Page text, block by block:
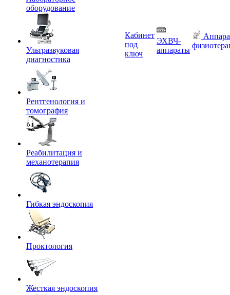
оборудование
Ультразвуковая
диагностика
Рентгенология и
томография
Реабилитация и
механотерапия
Гибкая эндоскопия
Проктология
Жесткая эндоскопия
Кабинет
под
ключ
ЭХВЧ-
аппараты